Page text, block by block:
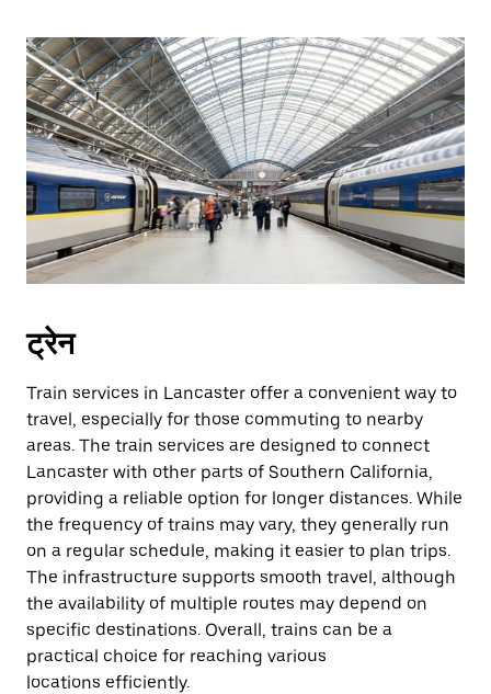
ट्रेन
Train services in Lancaster offer a convenient way to
travel, especially for those commuting to nearby
areas. The train services are designed to connect
Lancaster with other parts of Southern California,
providing a reliable option for longer distances. While
the frequency of trains may vary, they generally run
on a regular schedule, making it easier to plan trips.
The infrastructure supports smooth travel, although
the availability of multiple routes may depend on
specific destinations. Overall, trains can be a
practical choice for reaching various
locations efficiently.